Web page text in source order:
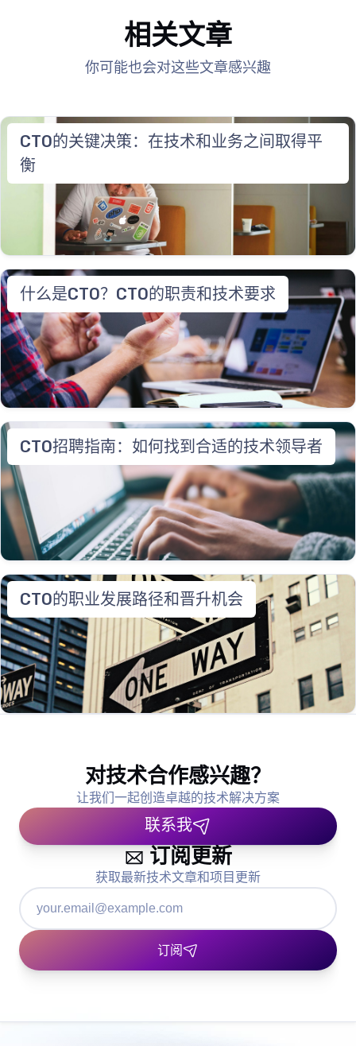
相关文章
你可能也会对这些文章感兴趣
CTO的关键决策：在技术和业务之间取得平
衡
什么是CTO？CTO的职责和技术要求
CTO招聘指南：如何找到合适的技术领导者
CTO的职业发展路径和晋升机会
对技术合作感兴趣？
让我们一起创造卓越的技术解决方案
联系我
订阅更新
获取最新技术文章和项目更新
订阅